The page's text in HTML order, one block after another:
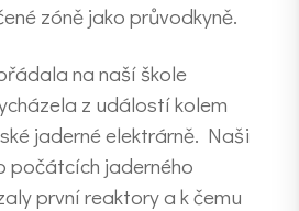
zóně jako průvodkyně.
na naší škole
z událostí kolem
jaderné elektrárně. Naši
počátcích jaderného
první reaktory a k čemu